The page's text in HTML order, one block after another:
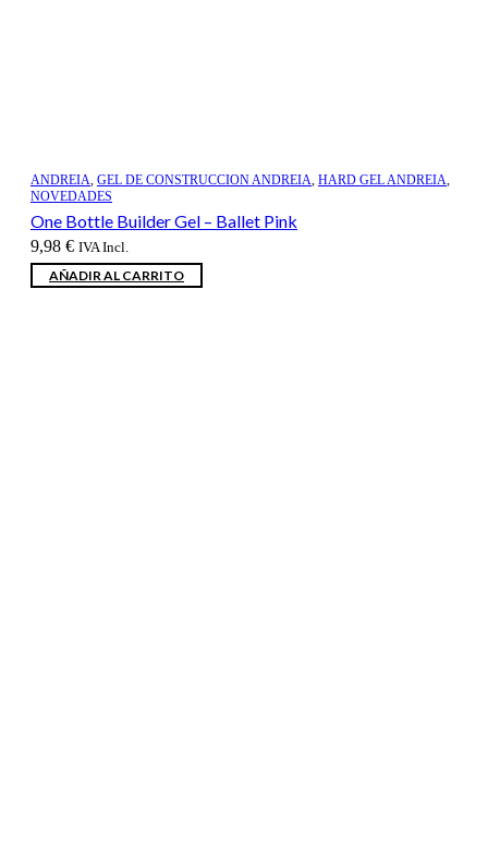
ANDREIA, GEL DE CONSTRUCCION ANDREIA, HARD GEL ANDREIA,
NOVEDADES
One Bottle Builder Gel – Ballet Pink
9,98 € IVA Incl.
AÑADIR AL CARRITO